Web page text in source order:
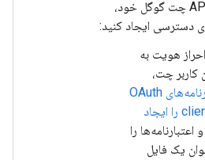
درخواست API چت گوگل خود،
دسترسی ایجاد کنید:
هویت به
کاربر چت،
اعتبارنامه‌های OAuth
client ID را ایجاد
و اعتبارنامه‌ها را
یک فایل